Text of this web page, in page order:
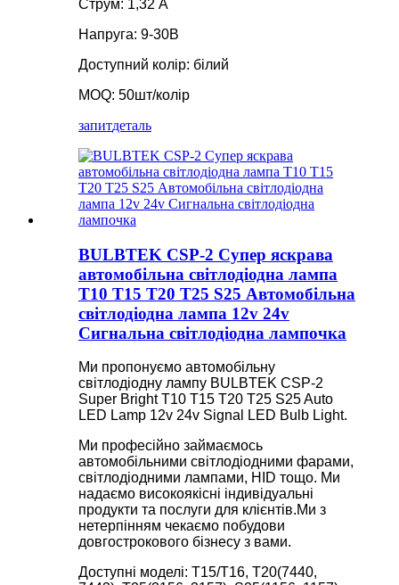
Струм: 1,32 А
Напруга: 9-30В
Доступний колір: білий
MOQ: 50шт/колір
запитдеталь
BULBTEK CSP-2 Супер яскрава
автомобільна світлодіодна лампа
T10 T15 T20 T25 S25 Автомобільна
світлодіодна лампа 12v 24v
Сигнальна світлодіодна лампочка
Ми пропонуємо автомобільну
світлодіодну лампу BULBTEK CSP-2
Super Bright T10 T15 T20 T25 S25 Auto
LED Lamp 12v 24v Signal LED Bulb Light.
Ми професійно займаємось
автомобільними світлодіодними фарами,
світлодіодними лампами, HID тощо. Ми
надаємо високоякісні індивідуальні
продукти та послуги для клієнтів.Ми з
нетерпінням чекаємо побудови
довгострокового бізнесу з вами.
Доступні моделі: T15/T16, T20(7440,